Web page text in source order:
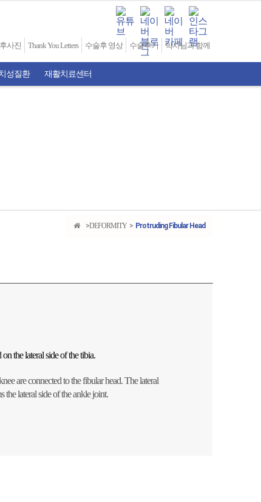
사진 Thank You Letters 수술후 영상 수술후기 박사님과 함께
성질환 재활치료센터
DEFORMITY Protruding Fibular Head
the lateral side of the tibia.
are connected to the fibular head. The lateral
the lateral side of the ankle joint.